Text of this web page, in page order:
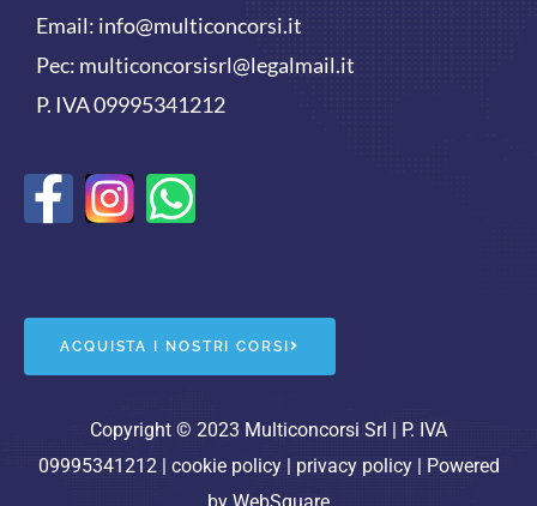
Email: info@multiconcorsi.it
Pec: multiconcorsisrl@legalmail.it
P. IVA 09995341212
F
e
b
o
o
W
t
s
a
p
ACQUISTA I NOSTRI CORSI
Copyright © 2023 Multiconcorsi Srl | P. IVA
09995341212 | cookie policy| privacy policy| Powered